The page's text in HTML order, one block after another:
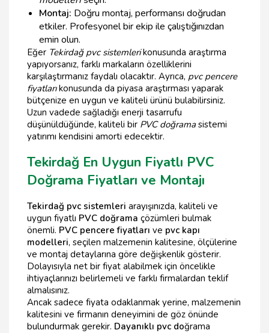
Montaj: Doğru montaj, performansı doğrudan
etkiler. Profesyonel bir ekip ile çalıştığınızdan
emin olun.
Eğer Tekirdağ pvc sistemlerikonusunda araştırma
yapıyorsanız, farklı markaların özelliklerini
karşılaştırmanız faydalı olacaktır. Ayrıca, pvc pencere
fiyatlarıkonusunda da piyasa araştırması yaparak
bütçenize en uygun ve kaliteli ürünü bulabilirsiniz.
Uzun vadede sağladığı enerji tasarrufu
düşünüldüğünde, kaliteli bir PVC doğramasistemi
yatırımı kendisini amorti edecektir.
Tekirdağ En Uygun Fiyatlı PVC
Doğrama Fiyatları ve Montajı
Tekirdağ pvc sistemleri arayışınızda, kaliteli ve
uygun fiyatlı PVC doğrama çözümleri bulmak
önemli. PVC pencere fiyatları ve pvc kapı
modelleri, seçilen malzemenin kalitesine, ölçülerine
ve montaj detaylarına göre değişkenlik gösterir.
Dolayısıyla net bir fiyat alabilmek için öncelikle
ihtiyaçlarınızı belirlemeli ve farklı firmalardan teklif
almalısınız.
Ancak sadece fiyata odaklanmak yerine, malzemenin
kalitesini ve firmanın deneyimini de göz önünde
bulundurmak gerekir. Dayanıklı pvc doğrama